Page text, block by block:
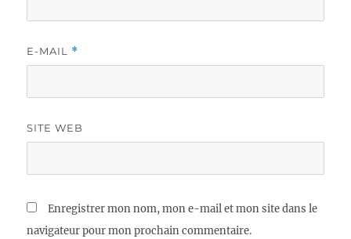
E-MAIL *
SITE WEB
Enregistrer mon nom, mon e-mail et mon site dans le
navigateur pour mon prochain commentaire.